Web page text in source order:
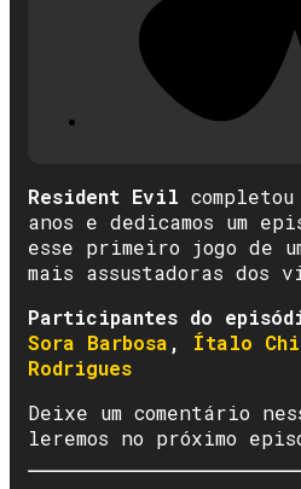
Resident Evil
anos e dedicamos um
esse primeiro jogo de
mais assustadoras dos
Participantes do
Sora Barbosa , Ítalo
Rodrigues
Deixe um comentário
leremos no próximo